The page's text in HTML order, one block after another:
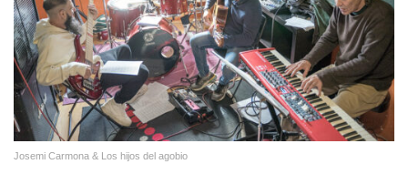
Josemi Carmona & Los hijos del agobio